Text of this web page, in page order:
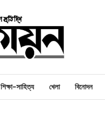
শিক্ষা-সাহিত্য খেলা বিনোদন